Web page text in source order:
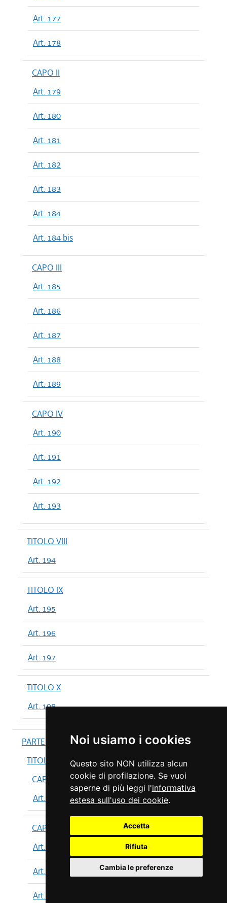
Noi usiamo i cookies
Questo sito NON utilizza alcun
cookie di profilazione. Se vuoi
saperne di più leggi l'informativa
estesa sull'uso dei cookie.
Accetta
Rifiuta
Cambia le preferenze
Art. 177
Art. 178
CAPO II
Art. 179
Art. 180
Art. 181
Art. 182
Art. 183
Art. 184
Art. 184 bis
CAPO III
Art. 185
Art. 186
Art. 187
Art. 188
Art. 189
CAPO IV
Art. 190
Art. 191
Art. 192
Art. 193
TITOLO VIII
Art. 194
TITOLO IX
Art. 195
Art. 196
Art. 197
TITOLO X
Art. 198
PARTE IV
TITOLO I
CAPO I
Art. 199
CAPO II
Art. 200
Art. 201
Art. 202